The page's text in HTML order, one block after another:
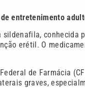
entretenimento
sildenafila, conhecida
erétil. O
de Farmácia
graves,